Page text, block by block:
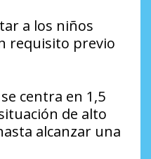
a los niños
requisito previo
centra en 1,5
de alto
alcanzar una